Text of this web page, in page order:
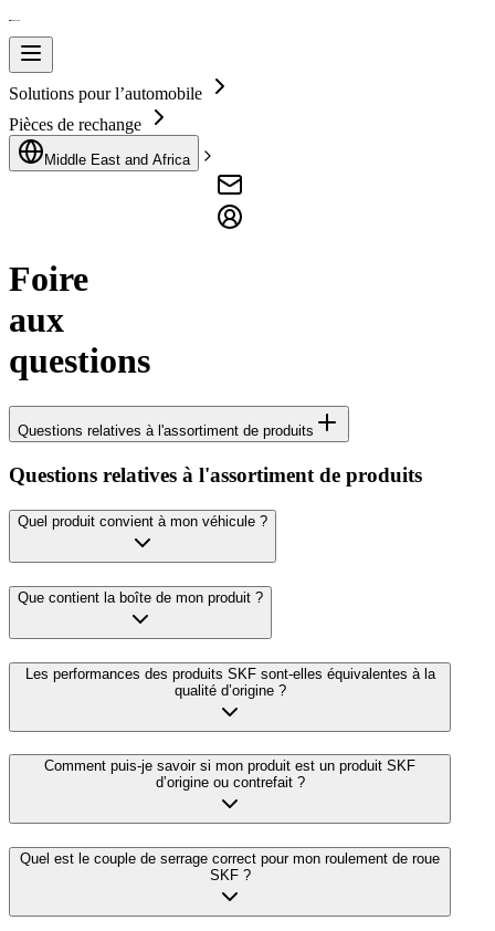
Solutions pour l’automobile
Pièces de rechange
Middle East and Africa
Foire
aux
questions
Questions relatives à l'assortiment de produits
Questions relatives à l'assortiment de produits
Quel produit convient à mon véhicule ?
Que contient la boîte de mon produit ?
Les performances des produits SKF sont-elles équivalentes à la
qualité d’origine ?
Comment puis-je savoir si mon produit est un produit SKF
d’origine ou contrefait ?
Quel est le couple de serrage correct pour mon roulement de roue
SKF ?